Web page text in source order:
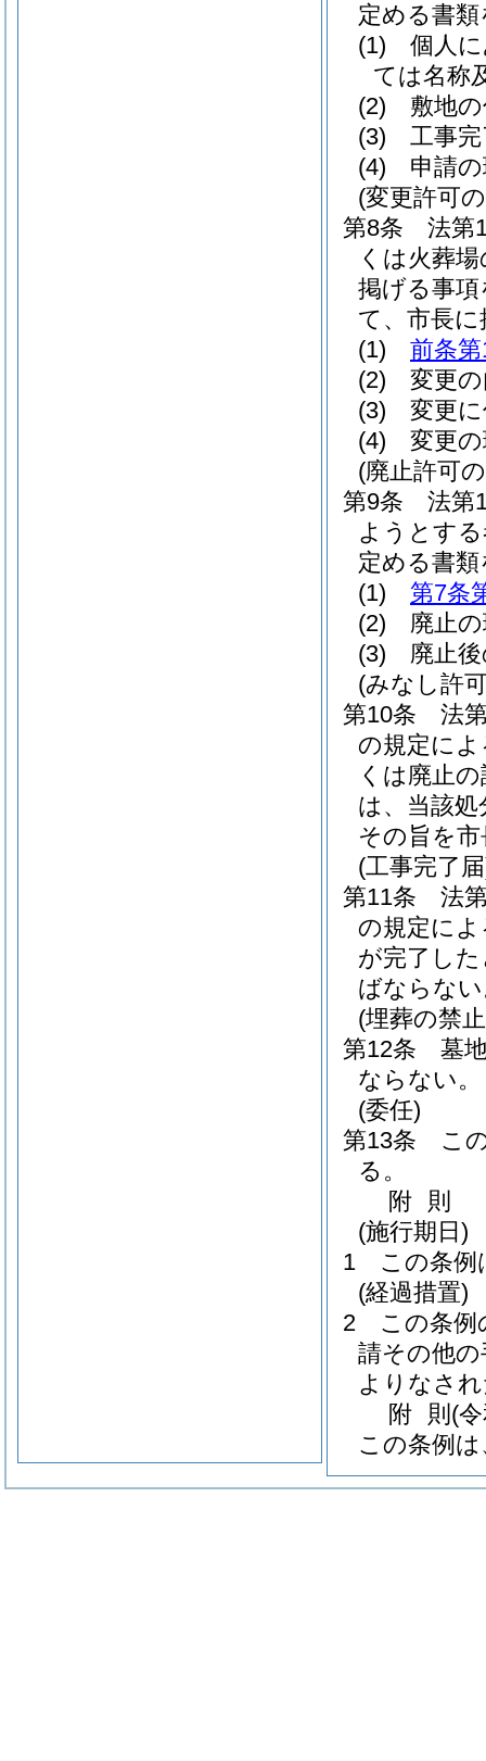
定める書
(1)
個人
ては名称
(2)
敷地
(3)
工事
(4)
申請
(変更許可
第8条
法第
くは火葬
掲げる事
て、市長
(1)
前条
(2)
変更
(3)
変更
(4)
変更
(廃止許可
第9条
法第
ようとす
定める書
(1)
第7条
(2)
廃止
(3)
廃止
(みなし許
第10条
法
の規定に
くは廃止
は、当該
その旨を
(工事完了
第11条
法
の規定に
が完了し
ばならな
(埋葬の禁
第12条
墓
ならない。
(委任)
第13条
こ
る。
附 則
(施行期日)
1
この条例
(経過措置)
2
この条例
請その他
よりなさ
附 則 (
この条例